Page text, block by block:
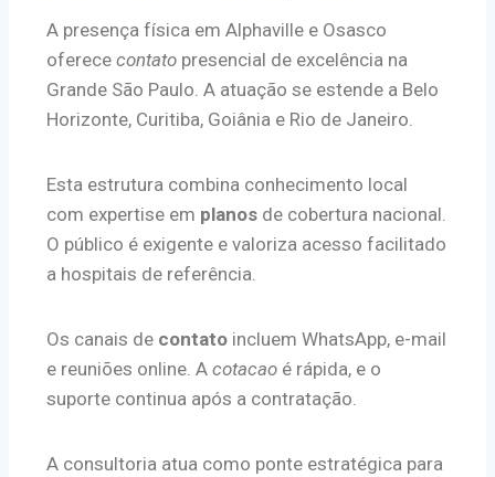
A presença física em Alphaville e Osasco
oferece contato presencial de excelência na
Grande São Paulo. A atuação se estende a Belo
Horizonte, Curitiba, Goiânia e Rio de Janeiro.
Esta estrutura combina conhecimento local
com expertise em planos de cobertura nacional.
O público é exigente e valoriza acesso facilitado
a hospitais de referência.
Os canais de contato incluem WhatsApp, e-mail
e reuniões online. A cotacao é rápida, e o
suporte continua após a contratação.
A consultoria atua como ponte estratégica para